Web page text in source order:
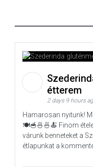
étterem
2 days 9 hours
Hamarosan nyitunk!
🍽️🥣🍜🍜🍝 Finom
várunk benneteket a
étlapunkat a